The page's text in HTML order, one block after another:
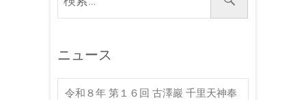
…
ニュース
令和８年 第１６回 古澤巖 千里天神奉